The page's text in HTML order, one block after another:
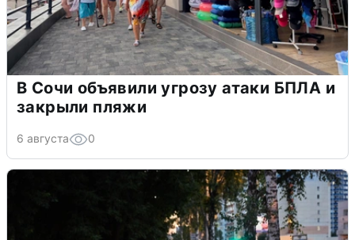
В Сочи объявили угрозу атаки БПЛА и
закрыли пляжи
6 августа 0